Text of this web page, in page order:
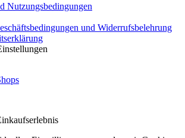
Nutzungsbedingungen
und Widerrufsbelehrung